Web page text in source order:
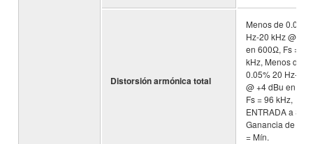
Distorsión armónica total
Menos de 0.05%
Hz-20 kHz @ +4
en 600Ω, Fs = 48
kHz, Menos de
0.05% 20 Hz-40
@ +4 dBu en
Fs = 96 kHz,
ENTRADA a
Ganancia de
= Mín.